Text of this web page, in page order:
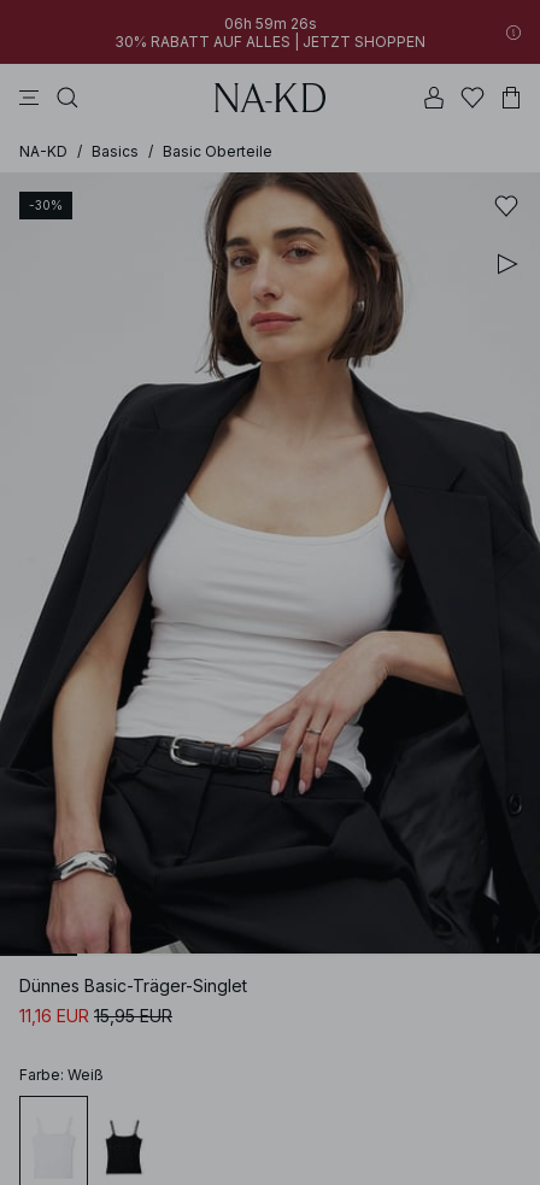
06h 59m 25s
30% RABATT AUF ALLES | JETZT SHOPPEN
NA-KD / Basics / Basic Oberteile
-30%
Dünnes Basic-Träger-Singlet
11,16 EUR 15,95 EUR
Farbe: Weiß